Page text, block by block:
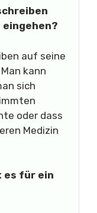
auf seine
kann
sich
oder dass
Medizin
es für ein